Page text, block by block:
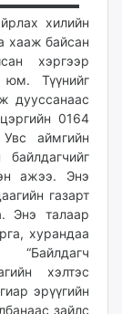
хилийн
хааж байсан
хэргээр
юм. Түүнийг
дууссанаас
0164
аймгийн
ажээ. Энэ
газарт
Энэ талаар
хурандаа
“Байлдагч
хэлтэс
эрүүгийн
зайлс